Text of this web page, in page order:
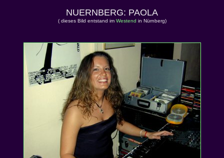
NUERNBERG: PAOLA
( dieses Bild entstand im Westend in Nürnberg)